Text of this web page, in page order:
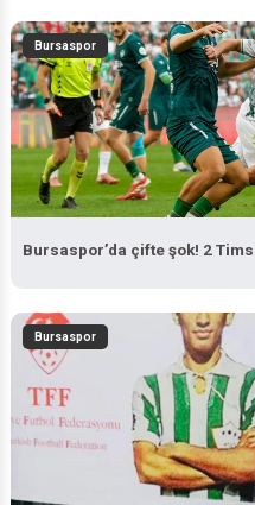
Bursaspor
Bursaspor’da çifte şok! 2
Bursaspor